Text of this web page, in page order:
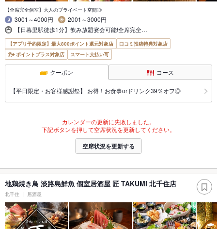
【全席完全個室】大人のプライベート空間◎
3001～4000円
2001～3000円
【日暮里駅徒歩1分】飲み放題宴会可能!全席完全…
【アプリ予約限定】最大800ポイント還元対象店
口コミ投稿特典対象店
ポイントプラス対象店
スマート支払い可
クーポン コース
【平日限定・お客様感謝祭】 お得！お食事orドリンク39％オフ◎
カレンダーの更新に失敗しました。
下記ボタンを押して空席状況を更新してください。
空席状況を更新する
地鶏焼き鳥 淡路島鮮魚 個室居酒屋 匠 TAKUMI 北千住店
北千住 居酒屋